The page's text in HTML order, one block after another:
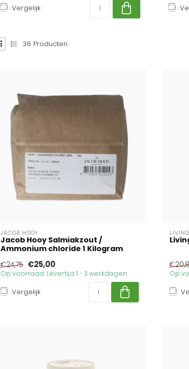
Vergelijk
38 Producten
JACOB HOOY
Jacob Hooy Salmiakzout /
Ammonium chloride 1 Kilogram
€24,75 €25,00
Op voorraad. Levertijd 1 - 3 werkdagen
Vergelijk
Op